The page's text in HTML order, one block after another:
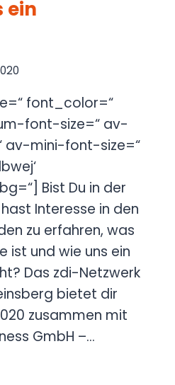
ein
font_color=“
font-size=“ av-
av-mini-font-size=“
Bist Du in der
hast Interesse in den
zu erfahren, was
ist und wie uns ein
Das zdi-Netzwerk
bietet dir
zusammen mit
GmbH –…